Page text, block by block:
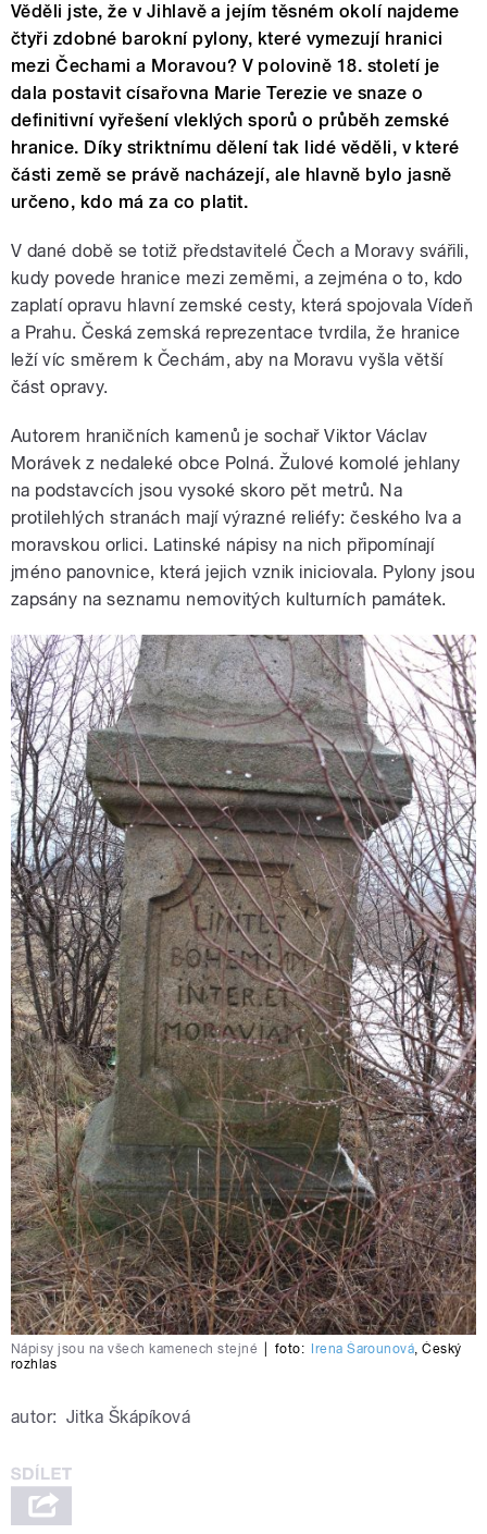
Věděli jste, že v Jihlavě a jejím těsném okolí najdeme
čtyři zdobné barokní pylony, které vymezují hranici
mezi Čechami a Moravou? V polovině 18. století je
dala postavit císařovna Marie Terezie ve snaze o
definitivní vyřešení vleklých sporů o průběh zemské
hranice. Díky striktnímu dělení tak lidé věděli, v které
části země se právě nacházejí, ale hlavně bylo jasně
určeno, kdo má za co platit.
V dané době se totiž představitelé Čech a Moravy svářili,
kudy povede hranice mezi zeměmi, a zejména o to, kdo
zaplatí opravu hlavní zemské cesty, která spojovala Vídeň
a Prahu. Česká zemská reprezentace tvrdila, že hranice
leží víc směrem k Čechám, aby na Moravu vyšla větší
část opravy.
Autorem hraničních kamenů je sochař Viktor Václav
Morávek z nedaleké obce Polná. Žulové komolé jehlany
na podstavcích jsou vysoké skoro pět metrů. Na
protilehlých stranách mají výrazné reliéfy: českého lva a
moravskou orlici. Latinské nápisy na nich připomínají
jméno panovnice, která jejich vznik iniciovala. Pylony jsou
zapsány na seznamu nemovitých kulturních památek.
Nápisy jsou na všech kamenech stejné foto: Irena Šarounová,Český
rozhlas
autor: Jitka Škápíková